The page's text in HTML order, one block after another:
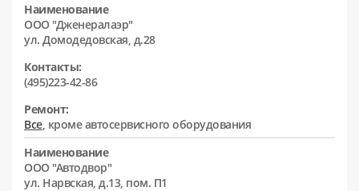
Наименование
ООО "Дженералаэр"
ул. Домодедовская, д.28
Контакты:
(495)223-42-86
Ремонт:
Все, кроме автосервисного оборудования
Наименование
ООО "Автодвор"
ул. Нарвская, д.13, пом. П1